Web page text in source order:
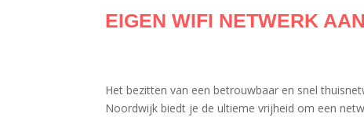
EIGEN WIFI NETWERK
Het bezitten van een betrouwbaar en snel
Noordwijk biedt je de ultieme vrijheid om een